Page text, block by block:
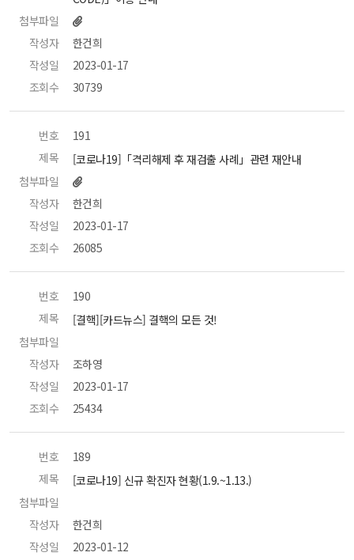
첨부파일
작성자
한건희
작성일
2023-01-17
조회수
30739
번호
191
제목
[코로나19]「격리해제 후 재검출 사례」관련 재안내
첨부파일
작성자
한건희
작성일
2023-01-17
조회수
26085
번호
190
제목
[결핵][카드뉴스] 결핵의 모든 것!
첨부파일
작성자
조하영
작성일
2023-01-17
조회수
25434
번호
189
제목
[코로나19] 신규 확진자 현황(1.9.~1.13.)
첨부파일
작성자
한건희
작성일
2023-01-12